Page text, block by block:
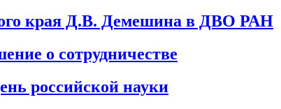
края Д.В. Демешина в ДВО РАН
о сотрудничестве
российской науки